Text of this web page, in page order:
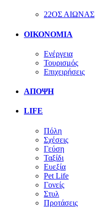
22ΟΣ ΑΙΩΝΑΣ
ΟΙΚΟΝΟΜΙΑ
Ενέργεια
Τουρισμός
Επιχειρήσεις
ΑΠΟΨΗ
LIFE
Πόλη
Σχέσεις
Γεύση
Ταξίδι
Ευεξία
Pet Life
Γονείς
Στυλ
Προτάσεις